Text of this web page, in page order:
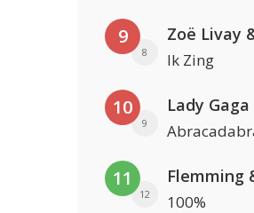
9
8
Zoë Livay
Ik Zing
10
9
Lady Gaga
11
12
Flemming
100%